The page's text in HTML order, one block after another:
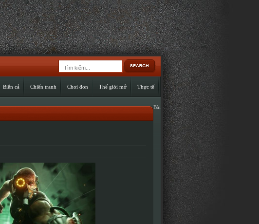
Biển cả Chiến tranh Chơi đơn Thế giới mở Thực tế
Bài